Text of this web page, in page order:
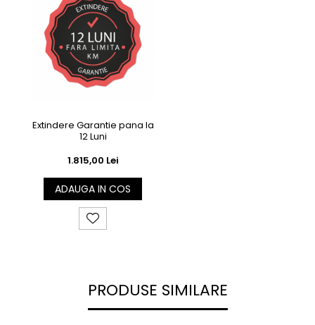
Extindere Garantie pana la
12 Luni
1.815,00 Lei
ADAUGA IN COS
PRODUSE SIMILARE